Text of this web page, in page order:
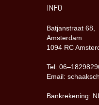
INFO
Batjanstraat 68,
Amsterdam
1094 RC
Tel:
Email:
Bankrekening: